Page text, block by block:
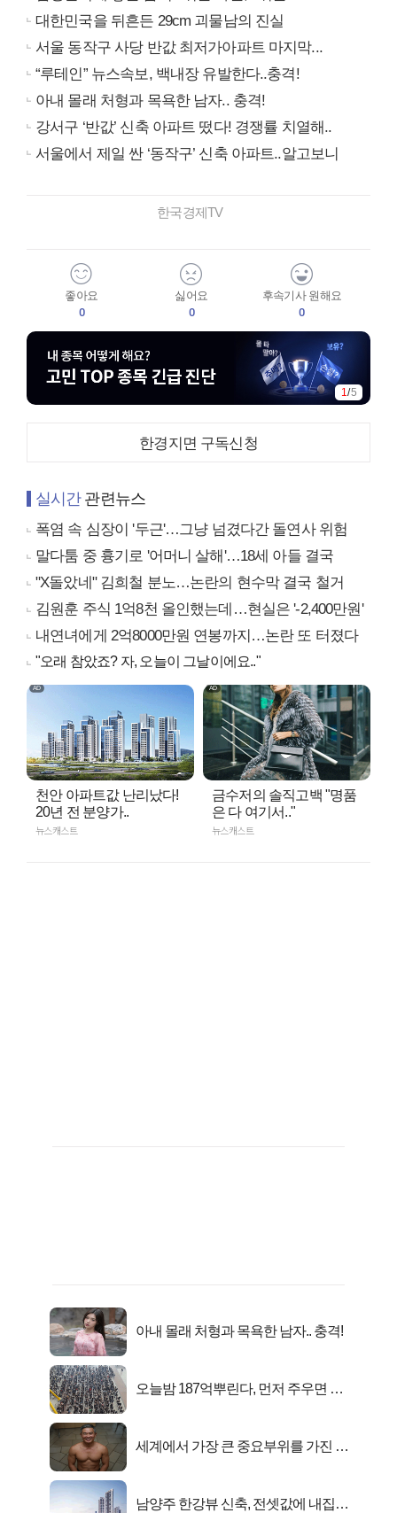
대한민국을 뒤흔든 29cm 괴물남의 진실
서울 동작구 사당 반값 최저가아파트 마지막...
“루테인” 뉴스속보, 백내장 유발한다..충격!
아내 몰래 처형과 목욕한 남자.. 충격!
강서구 ‘반값’ 신축 아파트 떴다! 경쟁률 치열해..
서울에서 제일 싼 ‘동작구’ 신축 아파트..알고보니
한국경제TV
좋아요
0
싫어요
0
후속기사 원해요
0
1/5
한경지면 구독신청
실시간관련뉴스
폭염 속 심장이 '두근'…그냥 넘겼다간 돌연사 위험
말다툼 중 흉기로 '어머니 살해'…18세 아들 결국
"X돌았네" 김희철 분노…논란의 현수막 결국 철거
김원훈 주식 1억8천 올인했는데…현실은 '-2,400만원'
내연녀에게 2억8000만원 연봉까지…논란 또 터졌다
"오래 참았죠? 자, 오늘이 그날이에요.."
천안 아파트값 난리났다!
20년 전 분양가..
뉴스캐스트
금수저의 솔직고백 "명품
은 다 여기서.."
뉴스캐스트
아내 몰래 처형과 목욕한 남자.. 충격!
오늘밤 187억뿌린다, 먼저 주우면 최
세계에서 가장 큰 중요부위를 가진 남
남양주 한강뷰 신축, 전셋값에 내집마